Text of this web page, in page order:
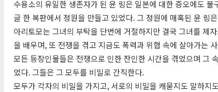
수용소의 유일한 생존자가 된 윤 링은 일본에 대한 증오에도
글 한 복판에서 정원을 만들고 있었다. 그 정원에 매혹된 윤 링
아리토모는 그녀의 부탁을 단번에 거절하지만 결국 그녀를 제
을 배우며, 또 전쟁을 겪고 지금도 폭력과 위협 속에 살아가는
모든 등장인물들은 전쟁으로 인한 잔인한 시간을 겪었으며 그
었다. 그들은 그 모두를 비밀로 간직한다.
모두가 각자의 비밀을 가지고, 서로의 비밀을 캐묻지도 말하